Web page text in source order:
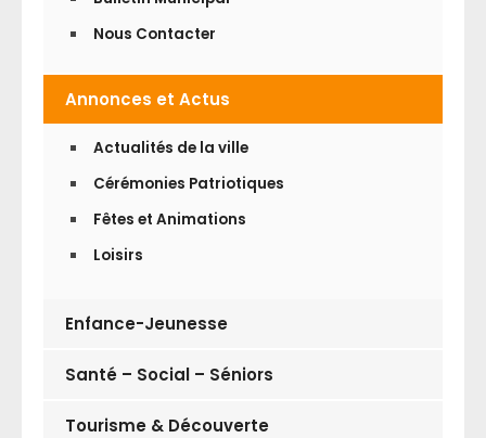
Nous Contacter
Annonces et Actus
Actualités de la ville
Cérémonies Patriotiques
Fêtes et Animations
Loisirs
Enfance-Jeunesse
Santé – Social – Séniors
Tourisme & Découverte